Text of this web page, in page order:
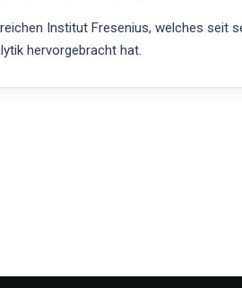
Institut Fresenius, welches seit
hervorgebracht hat.